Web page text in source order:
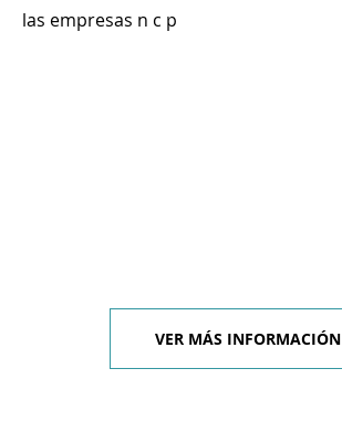
las empresas n c p
VER MÁS INFORMACIÓN